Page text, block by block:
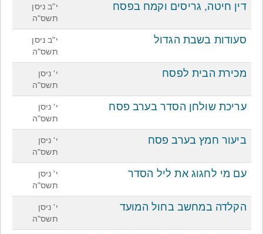
דין חיטה, גריסים וקמח בפסח
י"ב ניסן
תשס"ה
סעודות בשבת הגדול
י"ב ניסן
תשס"ה
מכירת הבית לפסח
י' ניסן
תשס"ה
עריכת שולחן הסדר בערב פסח
י' ניסן
תשס"ה
ביעור חמץ בערב פסח
י' ניסן
תשס"ה
עם מי לחגוג את ליל הסדר
י' ניסן
תשס"ה
הקלדה במחשב בחול המועד
י' ניסן
תשס"ה